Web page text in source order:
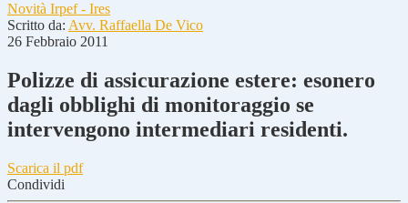
Novità Irpef - Ires
Scritto da: Avv. Raffaella De Vico
26 Febbraio 2011
Polizze di assicurazione estere: esonero
dagli obblighi di monitoraggio se
intervengono intermediari residenti.
Scarica il pdf
Condividi